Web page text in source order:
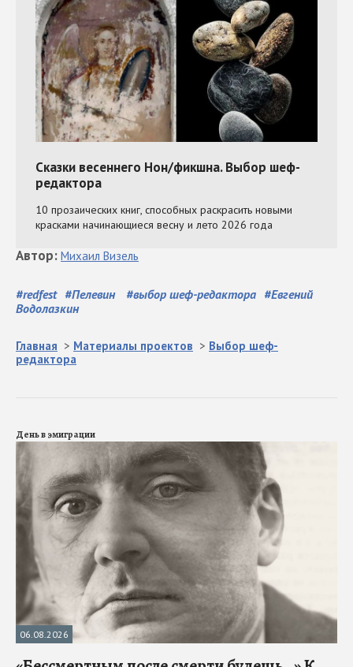
#redfest #Пелевин #выбор шеф-редактора #Евгений
Водолазкин
Автор: Михаил Визель
Главная > Материалы проектов > Выбор шеф-
редактора
День в эмиграции
06.08.2026